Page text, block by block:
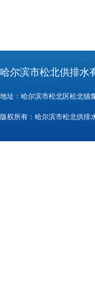
哈尔滨市松北供排水
地址：哈尔滨市松北区松
版权所有：哈尔滨市松北供排